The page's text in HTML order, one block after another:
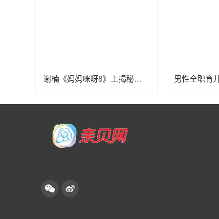
谢楠《妈妈咪呀8》上揭秘吴京育儿必学项目，初代“香妃”唤醒追剧回忆